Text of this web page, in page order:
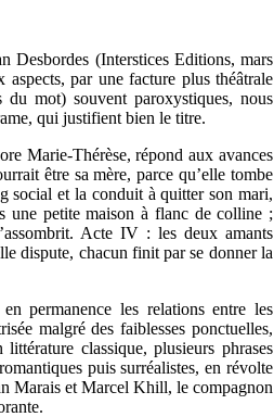
Desbordes (Interstices Editions, mars
par une facture plus théâtrale
mot) souvent paroxystiques, nous
qui justifient bien le titre.
Marie-Thérèse, répond aux avances
être sa mère, parce qu’elle tombe
social et la conduit à quitter son mari,
une petite maison à flanc de colline ;
Acte IV : les deux amants
dispute, chacun finit par se donner la
permanence les relations entre les
malgré des faiblesses ponctuelles,
classique, plusieurs phrases
puis surréalistes, en révolte
Marais et Marcel Khill, le compagnon